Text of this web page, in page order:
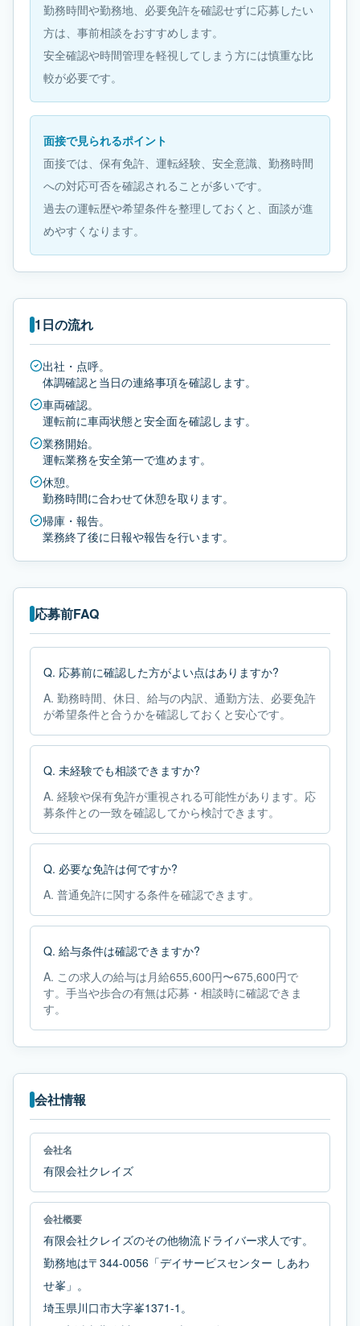
勤務時間や勤務地、必要免許を確認せずに応募したい
方は、事前相談をおすすめします。
安全確認や時間管理を軽視してしまう方には慎重な比
較が必要です。
面接で見られるポイント
面接では、保有免許、運転経験、安全意識、勤務時間
への対応可否を確認されることが多いです。
過去の運転歴や希望条件を整理しておくと、面談が進
めやすくなります。
1日の流れ
出社・点呼。
体調確認と当日の連絡事項を確認します。
車両確認。
運転前に車両状態と安全面を確認します。
業務開始。
運転業務を安全第一で進めます。
休憩。
勤務時間に合わせて休憩を取ります。
帰庫・報告。
業務終了後に日報や報告を行います。
応募前FAQ
Q. 応募前に確認した方がよい点はありますか?
A. 勤務時間、休日、給与の内訳、通勤方法、必要免許
が希望条件と合うかを確認しておくと安心です。
Q. 未経験でも相談できますか?
A. 経験や保有免許が重視される可能性があります。応
募条件との一致を確認してから検討できます。
Q. 必要な免許は何ですか?
A. 普通免許に関する条件を確認できます。
Q. 給与条件は確認できますか?
A. この求人の給与は月給655,600円〜675,600円で
す。手当や歩合の有無は応募・相談時に確認できま
す。
会社情報
会社名
有限会社クレイズ
会社概要
有限会社クレイズのその他物流ドライバー求人です。
勤務地は〒344-0056「デイサービスセンター しあわ
せ峯」。
埼玉県川口市大字峯1371-1。